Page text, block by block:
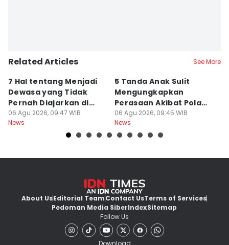
Related Articles See More
7 Hal tentang Menjadi
Dewasa yang Tidak
Pernah Diajarkan di
Sekolah
06 Agu 2026, 09:47 WIB
News
5 Tanda Anak Sulit
Mengungkapkan
Perasaan Akibat Pola
Asuh Orangtua
06 Agu 2026, 09:45 WIB
News
About UsEditorial TeamContact UsTerms of Services
Pedoman Media SiberIndexSitemap
Follow Us
Download